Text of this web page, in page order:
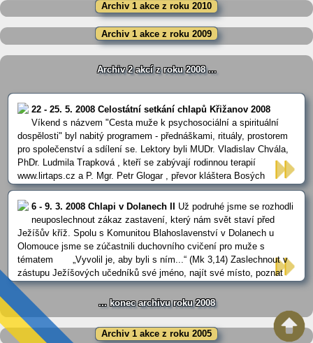
Archiv 1 akce z roku 2010
Archiv 1 akce z roku 2009
Archiv 2 akcí z roku 2008 ...
22 - 25. 5. 2008 Celostátní setkání chlapů Křižanov 2008
Víkend s názvem "Cesta muže k psychosociální a spirituální
dospělosti" byl nabitý programem - přednáškami, rituály, prostorem
pro společenství a sdílení se. Lektory byli MUDr. Vladislav Chvála,
PhDr. Ludmila Trapková , kteří se zabývají rodinnou terapií
www.lirtaps.cz a P. Mgr. Petr Glogar , převor kláštera Bosých
karmelitánů ve Slaném. Chlapské setkání v Křižanově bylo skvělé,
nemám slov. Sešlo se … ...
6 - 9. 3. 2008 Chlapi v Dolanech II Už podruhé jsme se rozhodli
neuposlechnout zákaz zastavení, který nám svět staví před
Ježíšův kříž. Spolu s Komunitou Blahoslavenství v Dolanech u
Olomouce jsme se zúčastnili duchovního cvičení pro muže s
tématem „Vyvolil je, aby byli s ním...“ (Mk 3,14) Zaslechnout v
zástupu Ježíšových učedníků své jméno, najít své místo, poznat
hlouběji, kdo jsem a jaké je mé poslání... " Nebylo nás … ...
... konec archivu roku 2008
Archiv 1 akce z roku 2005